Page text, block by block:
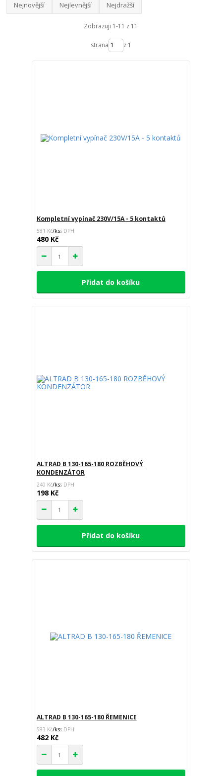
Nejnovější Nejlevnější Nejdražší
Zobrazuji 1-11 z 11
strana z 1
Kompletní vypínač 230V/15A - 5 kontaktů
581 Kč/ks
480 Kč
Přidat do košíku
ALTRAD B 130-165-180 ROZBĚHOVÝ
KONDENZÁTOR
240 Kč/ks
198 Kč
Přidat do košíku
ALTRAD B 130-165-180 ŘEMENICE
583 Kč/ks
482 Kč